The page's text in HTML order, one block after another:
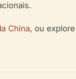
China, ou